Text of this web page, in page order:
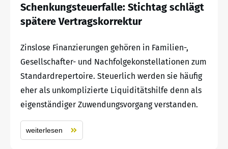
Schenkungsteuerfalle: Stichtag schlägt
spätere Vertragskorrektur
Zinslose Finanzierungen gehören in Familien-,
Gesellschafter- und Nachfolgekonstellationen zum
Standardrepertoire. Steuerlich werden sie häufig
eher als unkomplizierte Liquiditätshilfe denn als
eigenständiger Zuwendungsvorgang verstanden.
weiterlesen